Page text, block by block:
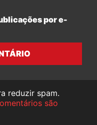
por e-
reduzir spam.
são